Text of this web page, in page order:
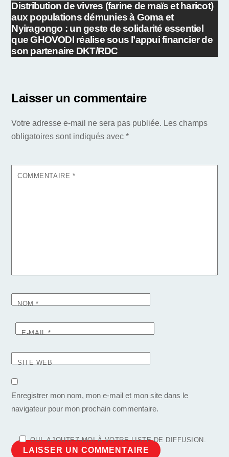
Distribution de vivres (farine de maïs et haricot)
aux populations démunies à Goma et
Nyiragongo : un geste de solidarité essentiel
que GHOVODI réalise sous l’appui financier de
son partenaire DKT/RDC
Laisser un commentaire
Votre adresse e-mail ne sera pas publiée. Les champs
obligatoires sont indiqués avec*
COMMENTAIRE *
NOM*
E-MAIL*
SITE WEB
Enregistrer mon nom, mon e-mail et mon site dans le
navigateur pour mon prochain commentaire.
OUI, AJOUTEZ-MOI À VOTRE LISTE DE DIFFUSION.